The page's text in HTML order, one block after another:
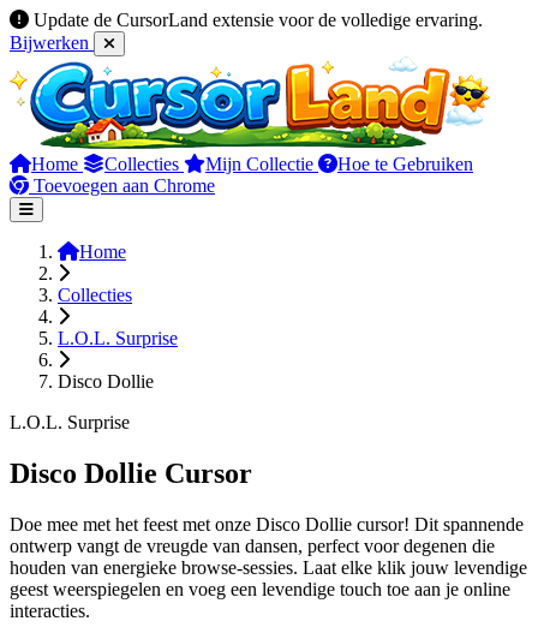
Update de CursorLand extensie voor de volledige ervaring.
Bijwerken
Home Collecties Mijn Collectie
Hoe te Gebruiken
Toevoegen aan Chrome
Home
Collecties
L.O.L. Surprise
Disco Dollie
L.O.L. Surprise
Disco Dollie Cursor
Doe mee met het feest met onze Disco Dollie cursor! Dit spannende
ontwerp vangt de vreugde van dansen, perfect voor degenen die
houden van energieke browse-sessies. Laat elke klik jouw levendige
geest weerspiegelen en voeg een levendige touch toe aan je online
interacties.